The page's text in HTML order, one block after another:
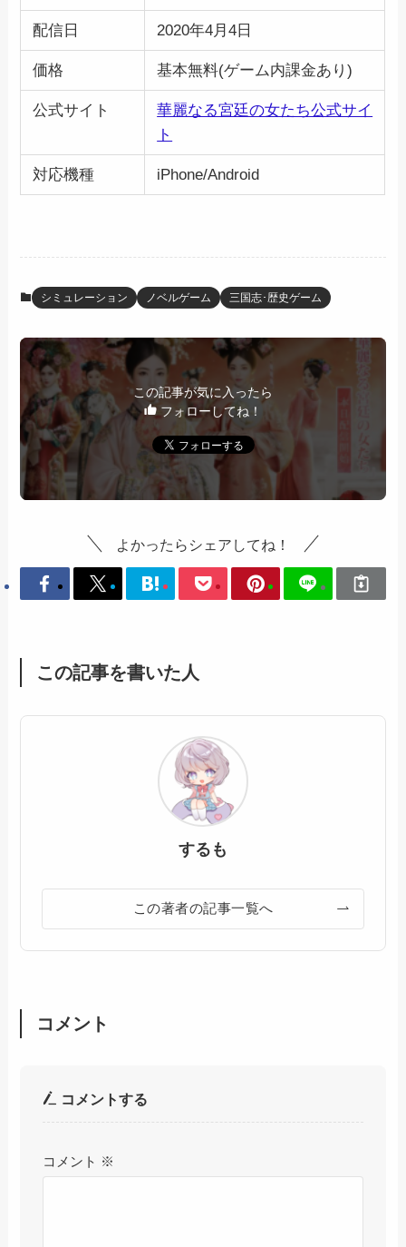
配信日 2020年4月4日
価格 基本無料(ゲーム内課金あり)
公式サイト
華麗なる宮廷の女たち公式サイ
ト
対応機種 iPhone/Android
シミュレーション ノベルゲーム 三国志･歴史ゲーム
この記事が気に入ったら
フォローしてね！
よかったらシェアしてね！
この記事を書いた人
するも
この著者の記事一覧へ
コメント
コメントする
コメント ※